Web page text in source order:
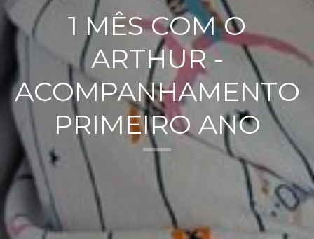
1 MÊS COM O
ARTHUR -
ACOMPANHAMENTO
PRIMEIRO ANO